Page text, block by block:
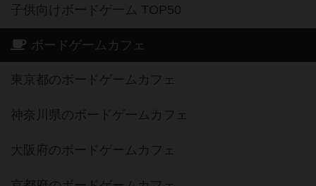
子供向けボードゲーム TOP50
ボードゲームカフェ
東京都のボードゲームカフェ
神奈川県のボードゲームカフェ
大阪府のボードゲームカフェ